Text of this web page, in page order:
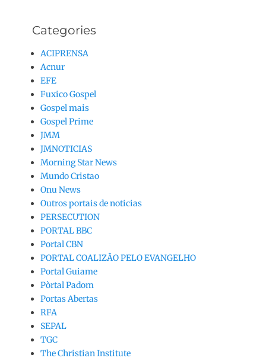
Categories
ACIPRENSA
Acnur
EFE
Fuxico Gospel
Gospel mais
Gospel Prime
JMM
JMNOTICIAS
Morning Star News
Mundo Cristao
Onu News
Outros portais de noticias
PERSECUTION
PORTAL BBC
Portal CBN
PORTAL COALIZÃO PELO EVANGELHO
Portal Guiame
Pòrtal Padom
Portas Abertas
RFA
SEPAL
TGC
The Christian Institute